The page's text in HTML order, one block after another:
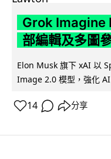
Grok Imagine
部編輯及多圖
Elon Musk 旗下 xAI 以
Image 2.0 模型，強化
14 分享